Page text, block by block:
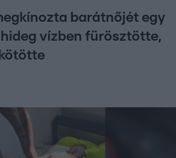
barátnőjét egy
vízben fürösztötte,